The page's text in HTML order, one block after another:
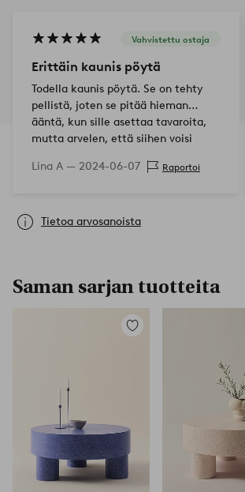
Vahvistettu ostaja
Erittäin kaunis pöytä
Todella kaunis pöytä. Se on tehty
pellistä, joten se pitää hieman
ääntä, kun sille asettaa tavaroita,
mutta arvelen, että siihen voisi
välttääkseen…
Lina A — 2024-06-07 Raportoi
Tietoa arvosanoista
Saman sarjan tuotteita
Lisää